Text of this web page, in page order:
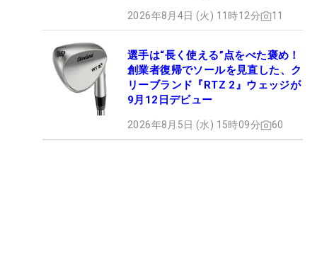
2026年8月4日 (火) 11時12分 11
選手は“長く使える”点をべた褒め！
創業者復帰でソールを見直した、ク
リーブランド『RTZ 2』ウェッジが
9月12日デビュー
2026年8月5日 (水) 15時09分 60